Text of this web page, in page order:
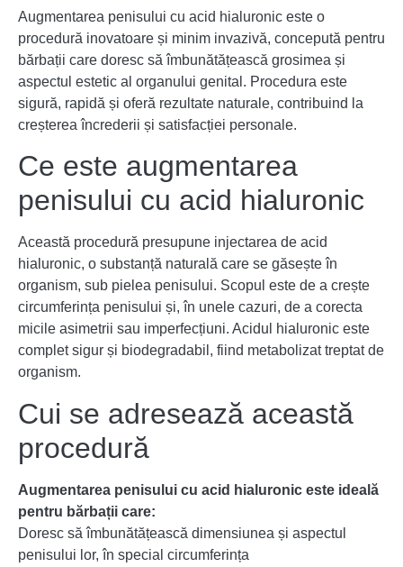
Augmentarea penisului cu acid hialuronic este o
procedură inovatoare și minim invazivă, concepută pentru
bărbații care doresc să îmbunătățească grosimea și
aspectul estetic al organului genital. Procedura este
sigură, rapidă și oferă rezultate naturale, contribuind la
creșterea încrederii și satisfacției personale.
Ce este augmentarea
penisului cu acid hialuronic
Această procedură presupune injectarea de acid
hialuronic, o substanță naturală care se găsește în
organism, sub pielea penisului. Scopul este de a crește
circumferința penisului și, în unele cazuri, de a corecta
micile asimetrii sau imperfecțiuni. Acidul hialuronic este
complet sigur și biodegradabil, fiind metabolizat treptat de
organism.
Cui se adresează această
procedură
Augmentarea penisului cu acid hialuronic este ideală
pentru bărbații care:
Doresc să îmbunătățească dimensiunea și aspectul
penisului lor, în special circumferința